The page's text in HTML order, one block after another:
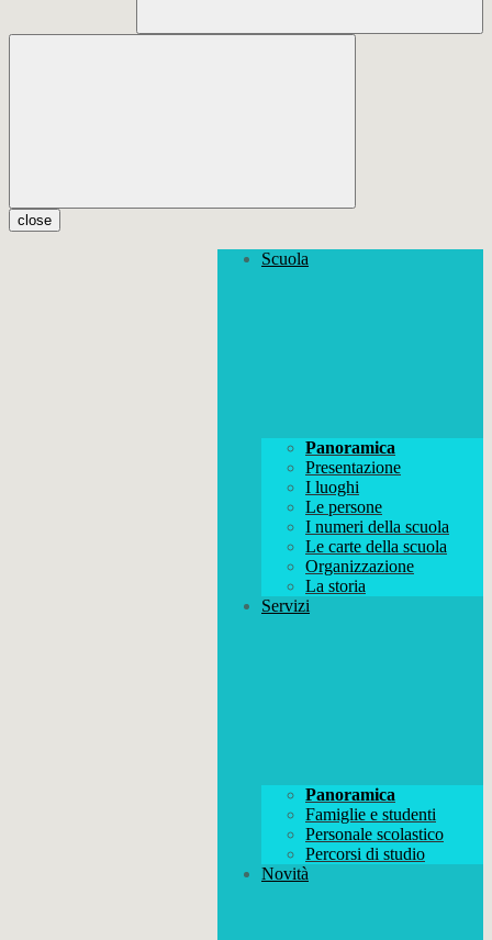
close
Scuola
Panoramica
Presentazione
I luoghi
Le persone
I numeri della scuola
Le carte della scuola
Organizzazione
La storia
Servizi
Panoramica
Famiglie e studenti
Personale scolastico
Percorsi di studio
Novità